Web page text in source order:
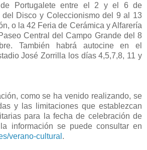
Portugalete entre el 2 y el 6 de
del Disco y Coleccionismo del 9 al 13
o la 42 Feria de Cerámica y Alfarería
Central del Campo Grande del 8
También habrá autocine en el
José Zorrilla los días 4,5,7,8, 11 y
como se ha venido realizando, se
y las limitaciones que establezcan
para la fecha de celebración de
información se puede consultar en
verano-cultural .